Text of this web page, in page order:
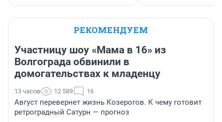
РЕКОМЕНДУЕМ
Участницу шоу «Мама в 16» из
Волгограда обвинили в
домогательствах к младенцу
13 часов 12 589 16
Август перевернет жизнь Козерогов. К чему готовит
ретроградный Сатурн — прогноз